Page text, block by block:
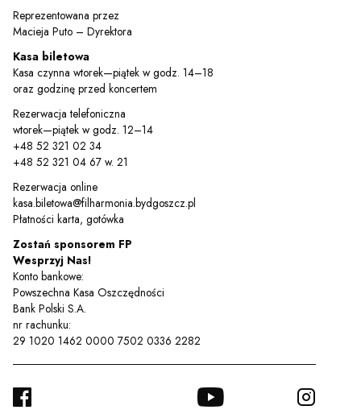
Reprezentowana przez
Macieja Puto – Dyrektora
Kasa biletowa
Kasa czynna wtorek—piątek w godz. 14–18
oraz godzinę przed koncertem
Rezerwacja telefoniczna
wtorek—piątek w godz. 12–14
+48 52 321 02 34
+48 52 321 04 67 w. 21
Rezerwacja online
kasa.biletowa@filharmonia.bydgoszcz.pl
Płatności karta, gotówka
Zostań sponsorem FP
Wesprzyj Nas!
Konto bankowe:
Powszechna Kasa Oszczędności
Bank Polski S.A.
nr rachunku:
29 1020 1462 0000 7502 0336 2282
FACEBOOK YOUTUBE